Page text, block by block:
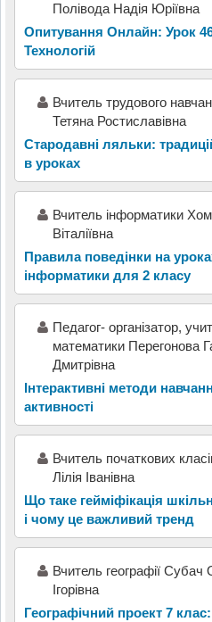
Полівода Надія Юріївна
Опитування Онлайн: Урок
Технологій
Вчитель трудового
Тетяна Ростиславівна
Стародавні ляльки:
в уроках
Вчитель інформатики
Віталіївна
Правила поведінки на
інформатики для 2 класу
Педагог- організатор,
математики Перегонова
Дмитрівна
Інтерактивні методи
активності
Вчитель початкових
Лілія Іванівна
Що таке гейміфікація
і чому це важливий тренд
Вчитель географії Субач
Ігорівна
Географічний проект 7 клас: